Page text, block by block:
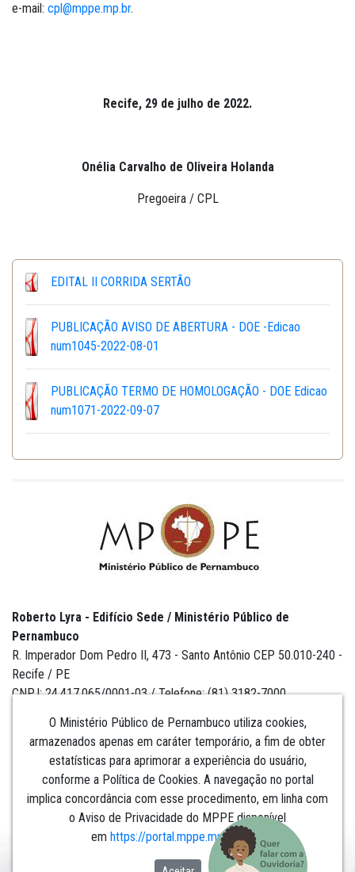
e-mail: cpl@mppe.mp.br.
Recife, 29 de julho de 2022.
Onélia Carvalho de Oliveira Holanda
Pregoeira / CPL
EDITAL II CORRIDA SERTÃO
PUBLICAÇÃO AVISO DE ABERTURA - DOE -Edicao
num1045-2022-08-01
PUBLICAÇÃO TERMO DE HOMOLOGAÇÃO - DOE Edicao
num1071-2022-09-07
O Ministério Público de Pernambuco utiliza cookies,
armazenados apenas em caráter temporário, a fim de obter
estatísticas para aprimorar a experiência do usuário,
conforme a Política de Cookies. A navegação no portal
implica concordância com esse procedimento, em linha com
o Aviso de Privacidade do MPPE disponível
em https://portal.mppe.mp.br/lgpd.​​​​​​​
Roberto Lyra - Edifício Sede / Ministério Público de
Pernambuco
R. Imperador Dom Pedro II, 473 - Santo Antônio CEP 50.010-240 -
Recife / PE
CNPJ: 24.417.065/0001-03 / Telefone: (81) 3182-7000
Institucional
Comunicação